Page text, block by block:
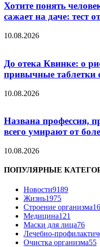
Хотите понять
сажает на даче: тест
10.08.2026
До отека Квинке: о
привычные таблетки
10.08.2026
Названа профессия,
всего умирают от
10.08.2026
ПОПУЛЯРНЫЕ
Новости9189
Жизнь1975
Строение организма
Медицина121
Маски для лица76
Лечебно-
Очистка организма55